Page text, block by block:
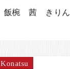
飯椀 茜 きりん
Konatsu